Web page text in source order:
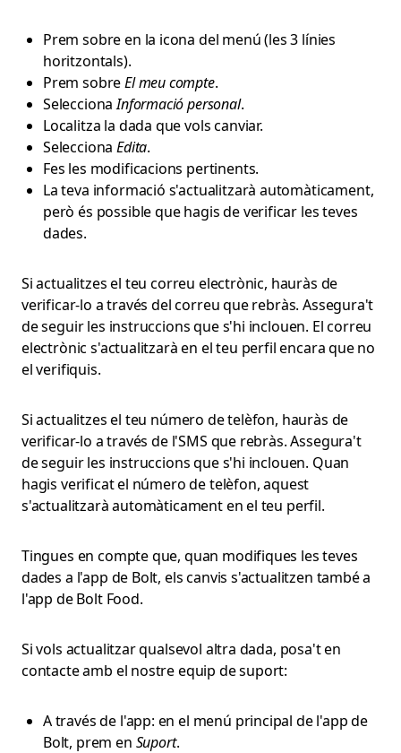
Prem sobre en la icona del menú (les 3 línies
horitzontals).
Prem sobreEl meu compte.
SeleccionaInformació personal.
Localitza la dada que vols canviar.
SeleccionaEdita.
Fes les modificacions pertinents.
La teva informació s'actualitzarà automàticament,
però és possible que hagis de verificar les teves
dades.
Si actualitzes el teu correu electrònic, hauràs de
verificar-lo a través del correu que rebràs. Assegura't
de seguir les instruccions que s'hi inclouen. El correu
electrònic s'actualitzarà en el teu perfil encara que no
el verifiquis.
Si actualitzes el teu número de telèfon, hauràs de
verificar-lo a través de l'SMS que rebràs. Assegura't
de seguir les instruccions que s'hi inclouen. Quan
hagis verificat el número de telèfon, aquest
s'actualitzarà automàticament en el teu perfil.
Tingues en compte que, quan modifiques les teves
dades a l'app de Bolt, els canvis s'actualitzen també a
l'app de Bolt Food.
Si vols actualitzar qualsevol altra dada, posa't en
contacte amb el nostre equip de suport:
A través de l'app: en el menú principal de l'app de
Bolt, prem en Suport.